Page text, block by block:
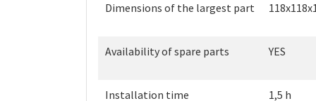
Dimensions of the largest part
Availability of spare parts YES
Installation time 1,5 h